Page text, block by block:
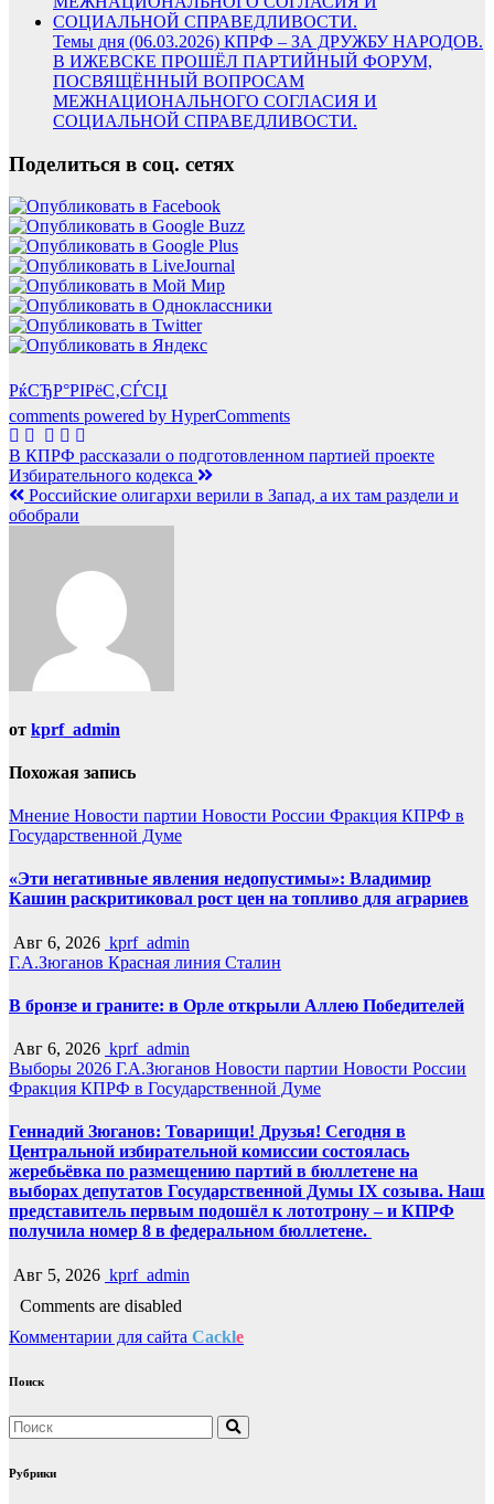
Темы дня (06.03.2026) КПРФ – ЗА ДРУЖБУ НАРОДОВ.
В ИЖЕВСКЕ ПРОШЁЛ ПАРТИЙНЫЙ ФОРУМ,
ПОСВЯЩЁННЫЙ ВОПРОСАМ
МЕЖНАЦИОНАЛЬНОГО СОГЛАСИЯ И
СОЦИАЛЬНОЙ СПРАВЕДЛИВОСТИ.
Поделиться в соц. сетях
РќСЂР°РІРёС‚СЃСЏ
comments powered by HyperComments
Навигация
по
записям
В КПРФ рассказали о подготовленном партией проекте
Избирательного кодекса
Российские олигархи верили в Запад, а их там раздели и
обобрали
от kprf_admin
Похожая запись
Мнение Новости партии Новости России Фракция КПРФ в
Государственной Думе
«Эти негативные явления недопустимы»: Владимир
Кашин раскритиковал рост цен на топливо для аграриев
Авг 6, 2026 kprf_admin
Г.А.Зюганов Красная линия Сталин
В бронзе и граните: в Орле открыли Аллею Победителей
Авг 6, 2026 kprf_admin
Выборы 2026 Г.А.Зюганов Новости партии Новости России
Фракция КПРФ в Государственной Думе
Геннадий Зюганов: Товарищи! Друзья! Сегодня в
Центральной избирательной комиссии состоялась
жеребьёвка по размещению партий в бюллетене на
выборах депутатов Государственной Думы IX созыва. Наш
представитель первым подошёл к лототрону – и КПРФ
получила номер 8 в федеральном бюллетене.
Авг 5, 2026 kprf_admin
Comments are disabled
Комментарии для сайта Cackle
Поиск
Рубрики